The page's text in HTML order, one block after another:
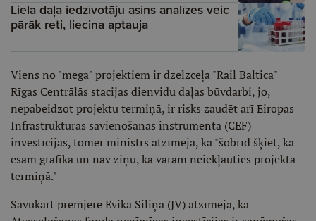
Liela daļa iedzīvotāju asins analīzes veic
pārāk reti, liecina aptauja
Viens no "mega" projektiem ir dzelzceļa "Rail Baltica"
Rīgas Centrālās stacijas dienvidu daļas būvdarbi, jo,
nepabeidzot projektu termiņā, ir risks zaudēt arī Eiropas
Infrastruktūras savienošanas instrumenta (CEF)
investīcijas, tomēr ministrs atzīmēja, ka "šobrīd šķiet, ka
esam grafikā un nav ziņu, ka varam neiekļauties projekta
termiņā."
Savukārt premjere Evika Siliņa (JV) atzīmēja, ka